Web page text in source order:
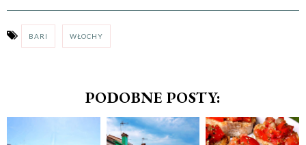
BARI WŁOCHY
PODOBNE POSTY: